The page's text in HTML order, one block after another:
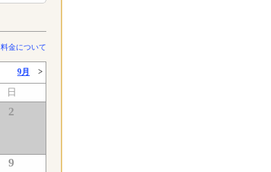
料金について
9月 >
日
2
9